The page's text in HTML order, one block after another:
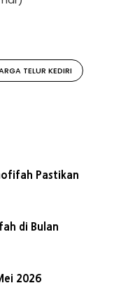
TELUR KEDIRI
Pastikan
di Bulan
2026